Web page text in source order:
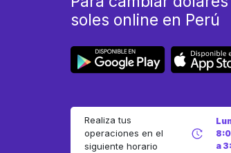
soles online en Perú
Realiza tus
operaciones en el
siguiente horario
a